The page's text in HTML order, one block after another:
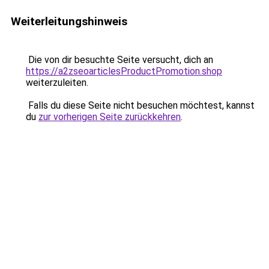
Weiterleitungshinweis
Die von dir besuchte Seite versucht, dich an
https://a2zseoarticlesProductPromotion.shop
weiterzuleiten.
Falls du diese Seite nicht besuchen möchtest, kannst
du zur vorherigen Seite zurückkehren.